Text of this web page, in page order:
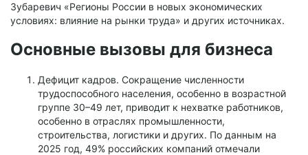
Зубаревич «Регионы России в новых экономических
условиях: влияние на рынки труда» и других источниках.
Основные вызовы для бизнеса
Дефицит кадров. Сокращение численности
трудоспособного населения, особенно в возрастной
группе 30–49 лет, приводит к нехватке работников,
особенно в отраслях промышленности,
строительства, логистики и других. По данным на
2025 год, 49% российских компаний отмечали